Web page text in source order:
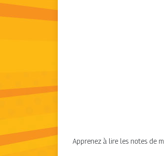
Apprenez à lire les notes de